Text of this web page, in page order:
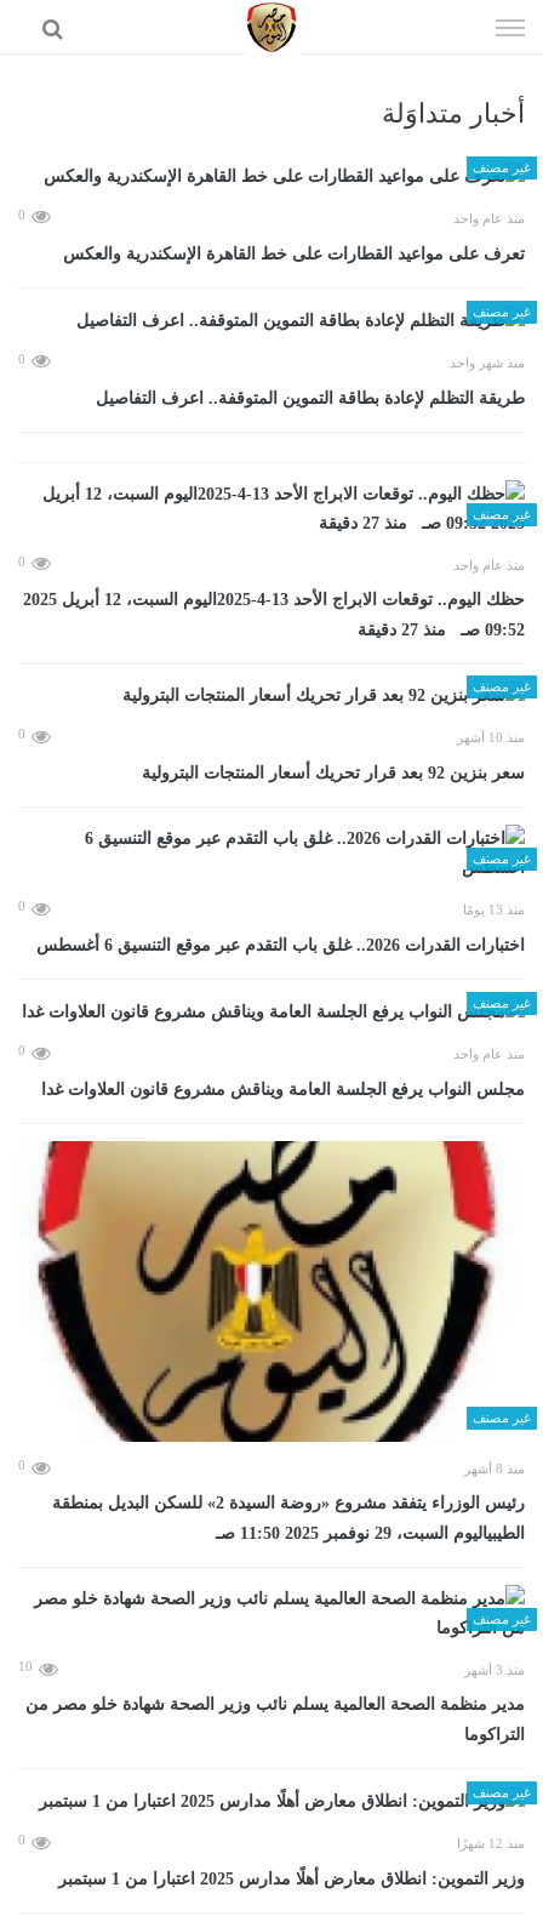
الى
أخبار متداوَلة
غير مصنف
منذ عام واحد 0
تعرف على مواعيد القطارات على خط القاهرة الإسكندرية والعكس
غير مصنف
منذ شهر واحد 0
طريقة التظلم لإعادة بطاقة التموين المتوقفة.. اعرف التفاصيل
غير مصنف
منذ عام واحد 0
حظك اليوم.. توقعات الابراج الأحد 13-4-2025اليوم السبت، 12 أبريل 2025
09:52 صـ منذ 27 دقيقة
غير مصنف
منذ 10 أشهر 0
سعر بنزين 92 بعد قرار تحريك أسعار المنتجات البترولية
غير مصنف
منذ 13 يومًا 0
اختبارات القدرات 2026.. غلق باب التقدم عبر موقع التنسيق 6 أغسطس
غير مصنف
منذ عام واحد 0
مجلس النواب يرفع الجلسة العامة ويناقش مشروع قانون العلاوات غدا
غير مصنف
منذ 8 أشهر 0
رئيس الوزراء يتفقد مشروع «روضة السيدة 2» للسكن البديل بمنطقة
الطيبياليوم السبت، 29 نوفمبر 2025 11:50 صـ
غير مصنف
منذ 3 أشهر 10
مدير منظمة الصحة العالمية يسلم نائب وزير الصحة شهادة خلو مصر من
التراكوما
غير مصنف
منذ 12 شهرًا 0
وزير التموين: انطلاق معارض أهلًا مدارس 2025 اعتبارا من 1 سبتمبر